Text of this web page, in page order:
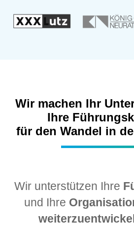
Wir machen Ihr
Ihre
für den Wandel in
Wir unterstützen Ihre
und Ihre